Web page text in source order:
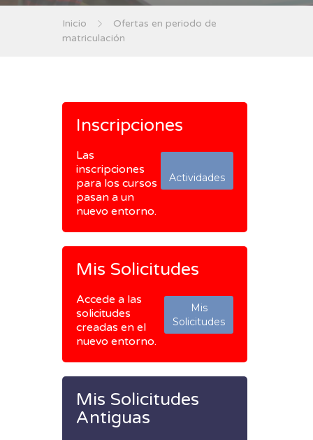
Inicio
Ofertas en periodo de
matriculación
Inscripciones
Las
inscripciones
para los cursos
pasan a un
nuevo entorno.
Actividades
Mis Solicitudes
Accede a las
solicitudes
creadas en el
nuevo entorno.
Mis
Solicitudes
Mis Solicitudes
Antiguas